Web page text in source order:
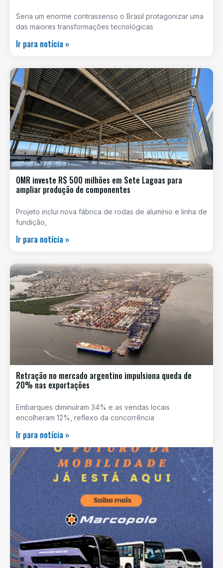
Seria um enorme contrassenso o Brasil protagonizar uma
das maiores transformações tecnológicas
Ir para notícia »
OMR investe R$ 500 milhões em Sete Lagoas para
ampliar produção de componentes
Projeto inclui nova fábrica de rodas de alumínio e linha de
fundição,
Ir para notícia »
Retração no mercado argentino impulsiona queda de
20% nas exportações
Embarques diminuíram 34% e as vendas locais
encolheram 12%, reflexo da concorrência
Ir para notícia »